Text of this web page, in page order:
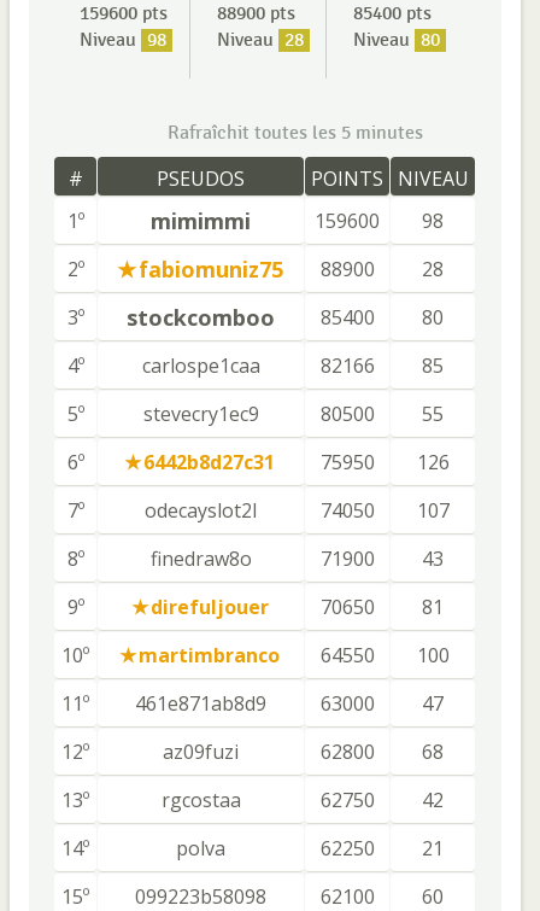
159600 pts
Niveau 98
88900 pts
Niveau 28
85400 pts
Niveau 80
Rafraîchit toutes les 5 minutes
# PSEUDOS POINTS
NIVEAU
1º
mimimmi 159600
98
2º
fabiomuniz75 88900
28
3º
stockcomboo 85400
80
4º
carlospe1caa 82166
85
5º
stevecry1ec9 80500
55
6º
6442b8d27c31 75950
126
7º
odecayslot2l 74050
107
8º
finedraw8o 71900
43
9º
direfuljouer 70650
81
10º
martimbranco 64550
100
11º
461e871ab8d9 63000
47
12º
az09fuzi 62800
68
13º
rgcostaa 62750
42
14º
polva 62250
21
15º
099223b58098 62100
60